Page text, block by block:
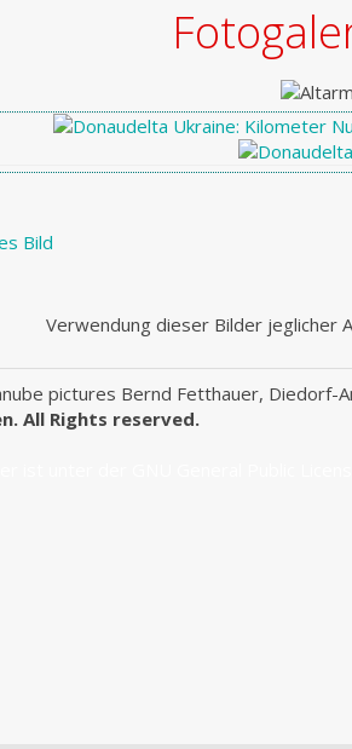
Bild
Verwendung dieser Bilder jeglicher
pictures Bernd Fetthauer, Diedorf-
All Rights reserved.